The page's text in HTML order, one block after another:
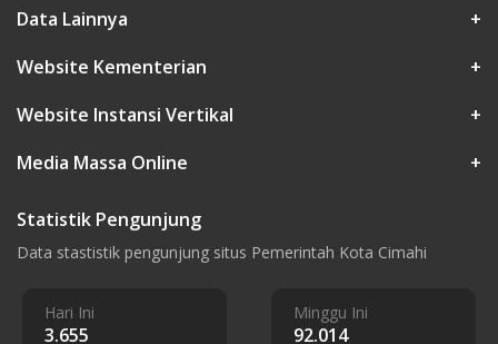
Data Lainnya
+
Website Kementerian
+
Website Instansi Vertikal
+
Media Massa Online
+
Statistik Pengunjung
Data stastistik pengunjung situs Pemerintah Kota Cimahi
Hari Ini
3.655
Minggu Ini
92.014